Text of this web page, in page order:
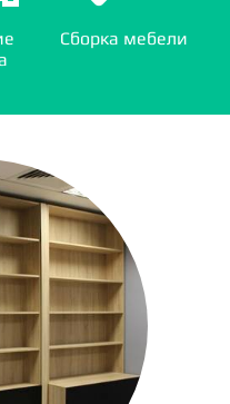
Сборка мебели